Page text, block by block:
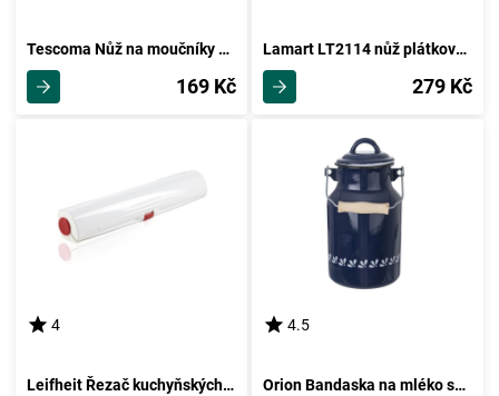
Tescoma Nůž na moučníky DELÍCIA
169 Kč
Lamart LT2114 nůž plátkovací Shapu, 19 cm
279 Kč
4
Leifheit Řezač kuchyňských fólií Perfect Cut
4.5
Orion Bandaska na mléko smalt MODROTISK, 2 l